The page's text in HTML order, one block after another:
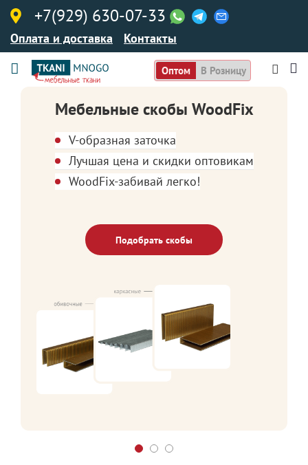
+7(929) 630-07-33
Оплата и доставка Контакты
Оптом В Розницу
Мебельные скобы WoodFix
V-образная заточка
Лучшая цена и скидки оптовикам
WoodFix-забивай легко!
Подобрать скобы